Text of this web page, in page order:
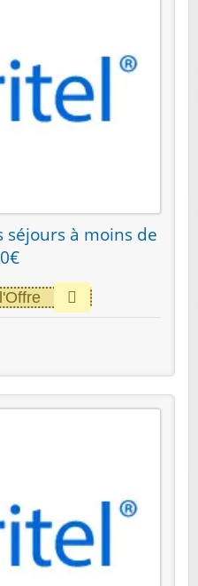
à moins de